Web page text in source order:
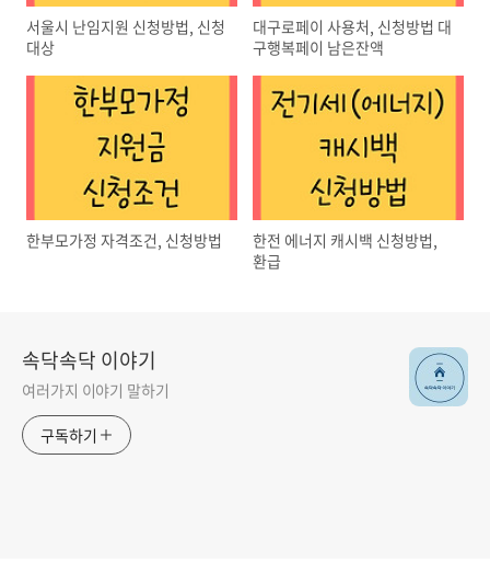
서울시 난임지원 신청방법, 신청
대상
대구로페이 사용처, 신청방법 대
구행복페이 남은잔액
한부모가정 자격조건, 신청방법
한전 에너지 캐시백 신청방법,
환급
속닥속닥 이야기
여러가지 이야기 말하기
구독하기